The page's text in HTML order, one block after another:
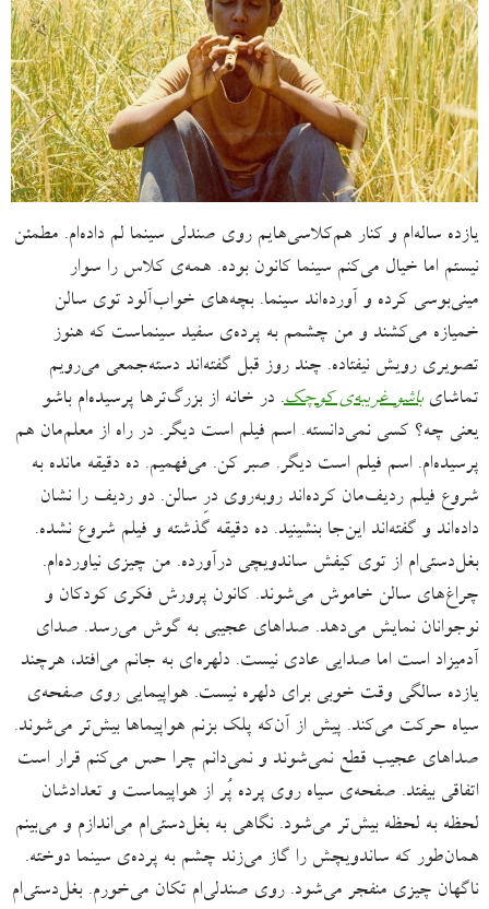
یازده ساله‌ام و کنار هم‌کلاسی‌هایم روی صندلی سینما لم داده‌ام. مطمئن
نیستم اما خیال می‌کنم سینما کانون بوده. همه‌ی کلاس را سوار
مینی‌بوسی کرده و آورده‌اند سینما. بچه‌های خواب‌آلود توی سالن
خمیازه می‌کشند و من چشمم به پرده‌ی سفید سینماست که هنوز
تصویری رویش نیفتاده. چند روز قبل گفته‌اند دسته‌جمعی می‌رویم
تماشایباشو غریبه‌ی کوچک. در خانه از بزرگ‌ترها پرسیده‌ام باشو
یعنی چه؟ کسی نمی‌دانسته. اسم فیلم است دیگر. در راه از معلم‌مان هم
پرسیده‌ام. اسم فیلم است دیگر. صبر کن. می‌فهمیم. ده دقیقه مانده به
شروع فیلم ردیف‌مان کرده‌اند روبه‌روی درِ سالن. دو ردیف را نشان
داده‌اند و گفته‌اند این‌جا بنشینید. ده دقیقه گذشته و فیلم شروع نشده.
بغل‌دستی‌ام از توی کیفش ساندویچی درآورده. من چیزی نیاورده‌ام.
چراغ‌های سالن خاموش می‌شوند. کانون پرورش فکری کودکان و
نوجوانان نمایش می‌دهد. صدا‌های عجیبی به گوش می‌رسد. صدای
آدمیزاد است اما صدایی عادی نیست. دلهره‌ای به جانم می‌افتد، هرچند
یازده سالگی وقت خوبی برای دلهره نیست. هواپیمایی روی صفحه‌ی
سیاه حرکت می‌کند. پیش از آن‌که پلک بزنم هواپیماها بیش‌تر می‌شوند.
صداهای عجیب قطع نمی‌شوند و نمی‌دانم چرا حس می‌کنم قرار است
اتفاقی بیفتد. صفحه‌ی سیاه روی پرده پُر از هواپیماست و تعدادشان
لحظه به لحظه بیش‌تر می‌شود. نگاهی به بغل‌دستی‌ام می‌اندازم و می‌بینم
همان‌طور که ساندویچش را گاز می‌زند چشم به پرده‌ی سینما دوخته.
ناگهان چیزی منفجر می‌شود. روی صندلی‌ام تکان می‌خورم. بغل‌دستی‌ام